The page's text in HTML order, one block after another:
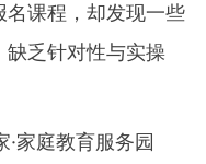
名课程，却发现一些
缺乏针对性与实操
庭教育服务园